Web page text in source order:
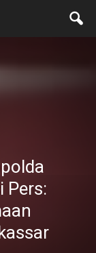
Pers: